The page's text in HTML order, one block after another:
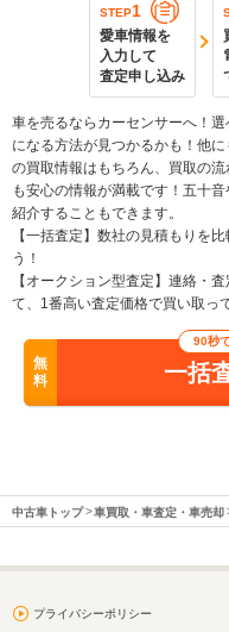
STEP1
愛車情報を
入力して
査定申し込み
車を売るならカーセンサーへ！
になる方法が見つかるかも！他
の買取情報はもちろん、買取の
も安心の情報が満載です！五十
紹介することもできます。
【一括査定】数社の見積もりを
う！
【オークション型査定】連絡・
て、1番高い査定価格で買い取っ
無
料
90秒
一括
中古車トップ 車買取・車査定・車売却
プライバシーポリシー